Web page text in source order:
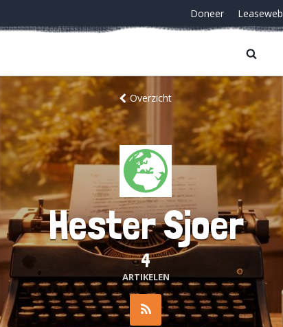
Doneer Leaseweb
Overzicht
Hester Sjoer
4
ARTIKELEN